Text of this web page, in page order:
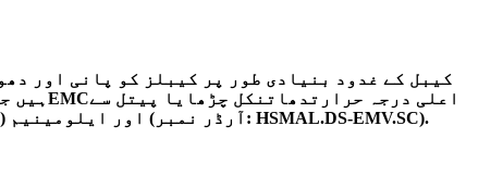
کیبل کے غدود بنیادی طور پر کیبلز کو پانی اور
ہیں EMC اعلی درجہ حرارتدھاتنکل چڑھایا پیتل سے
) اور ایلومینیم (آرڈر نمبر: HSMAL.DS-EMV.SC).